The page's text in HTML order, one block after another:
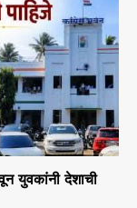
युवकांनी देशाची